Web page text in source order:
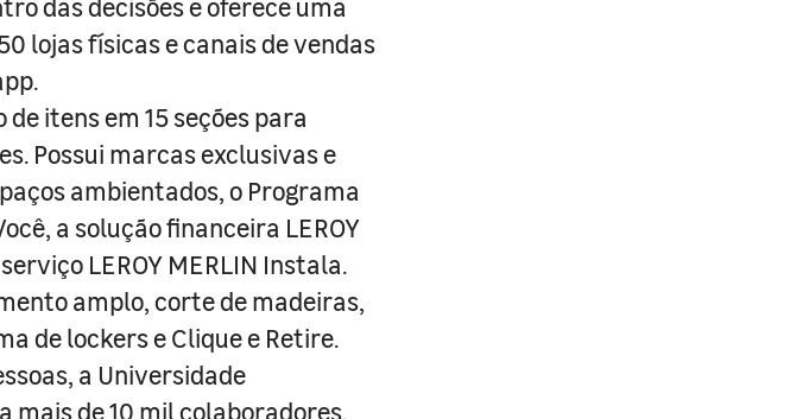
lojas físicas e canais de vendas
de itens em 15 seções para
Possui marcas exclusivas e
ambientados, o Programa
a solução financeira LEROY
LEROY MERLIN Instala.
amplo, corte de madeiras,
de lockers e Clique e Retire.
a Universidade
de 10 mil colaboradores.